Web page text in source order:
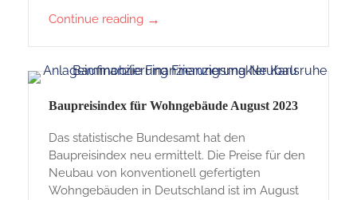
Continue reading →
Baupreisindex für Wohngebäude August 2023
Das statistische Bundesamt hat den
Baupreisindex neu ermittelt. Die Preise für den
Neubau von konventionell gefertigten
Wohngebäuden in Deutschland ist im August